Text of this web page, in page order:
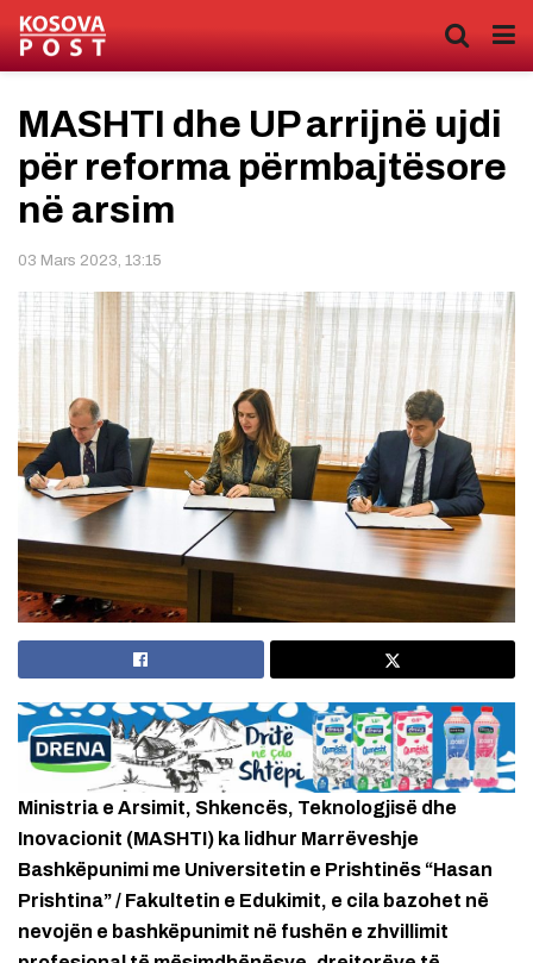
​MASHTI dhe UP arrijnë ujdi
për reforma përmbajtësore
në arsim
03 Mars 2023, 13:15
Ministria e Arsimit, Shkencës, Teknologjisë dhe
Inovacionit (MASHTI) ka lidhur Marrëveshje
Bashkëpunimi me Universitetin e Prishtinës “Hasan
Prishtina” / Fakultetin e Edukimit, e cila bazohet në
nevojën e bashkëpunimit në fushën e zhvillimit